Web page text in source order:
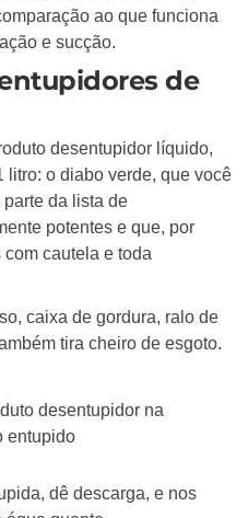
ao que funciona
e sucção.
de
desentupidor líquido,
o diabo verde, que você
da lista de
potentes e que, por
cautela e toda
caixa de gordura, ralo de
tira cheiro de esgoto.
desentupidor na
entupido
dê descarga, e nos